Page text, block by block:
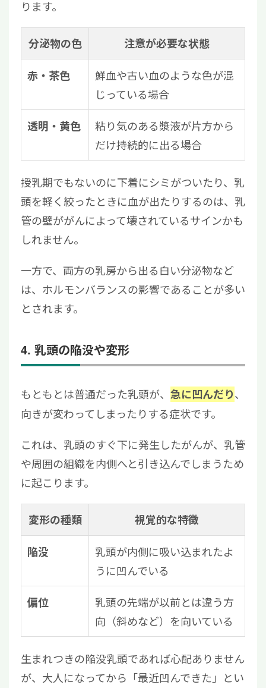
ります。
分泌物の色 注意が必要な状態
赤・茶色
鮮血や古い血のような色が混
じっている場合
透明・黄色
粘り気のある漿液が片方から
だけ持続的に出る場合
授乳期でもないのに下着にシミがついたり、乳
頭を軽く絞ったときに血が出たりするのは、乳
管の壁ががんによって壊されているサインかも
しれません。
一方で、両方の乳房から出る白い分泌物など
は、ホルモンバランスの影響であることが多い
とされます。
4. 乳頭の陥没や変形
もともとは普通だった乳頭が、 急に凹んだり、
向きが変わってしまったりする症状です。
これは、乳頭のすぐ下に発生したがんが、乳管
や周囲の組織を内側へと引き込んでしまうため
に起こります。
変形の種類 視覚的な特徴
陥没
乳頭が内側に吸い込まれたよ
うに凹んでいる
偏位
乳頭の先端が以前とは違う方
向（斜めなど）を向いている
生まれつきの陥没乳頭であれば心配ありません
が、大人になってから「最近凹んできた」とい